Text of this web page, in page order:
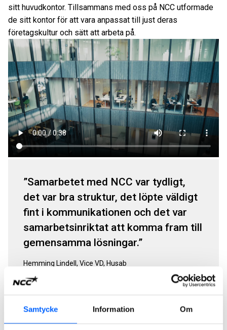
Samtycke Information Om
sitt huvudkontor. Tillsammans med oss på NCC utformade
de sitt kontor för att vara anpassat till just deras
företagskultur och sätt att arbeta på.
Samarbetet med NCC var tydligt,
det var bra struktur, det löpte väldigt
fint i kommunikationen och det var
samarbetsinriktat att komma fram till
gemensamma lösningar.
Hemming Lindell, Vice VD, Husab
ESS Group - Kineum
ESS Group är inte bara den hotelloperatör som driver Jacy’z
Hotel & Resort iKineum. Företaget har dessutom valt att